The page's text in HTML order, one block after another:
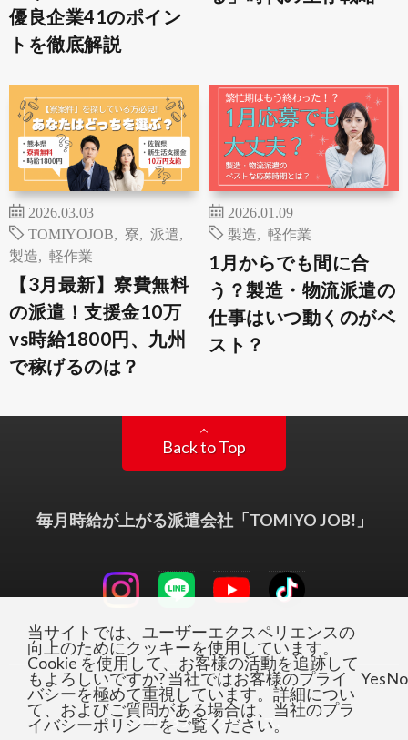
優良企業41のポイン
トを徹底解説
2026.03.03
TOMIYOJOB
寮 派遣
製造
軽作業
【3月最新】寮費無料
の派遣！支援金10万
vs時給1800円、九州
で稼げるのは？
2026.01.09
製造
軽作業
1月からでも間に合
う？製造・物流派遣の
仕事はいつ動くのがベ
スト？
Back to Top
毎月時給が上がる派遣会社「TOMIYO JOB!」
© 2023JOB!タイムズ.
当サイトでは、ユーザーエクスペリエンスの
向上のためにクッキーを使用しています。
Cookie を使用して、お客様の活動を追跡して
もよろしいですか? 当社ではお客様のプライ
バシーを極めて重視しています。詳細につい
て、およびご質問がある場合は、当社のプラ
イバシーポリシーをご覧ください。
YesNo